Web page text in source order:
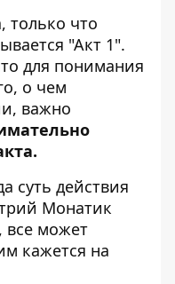
только что
"Акт 1".
для понимания
о чем
важно
суть действия
Монатик
все может
кажется на